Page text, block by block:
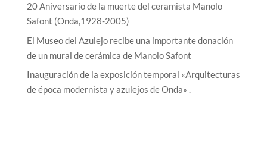
20 Aniversario de la muerte del ceramista Manolo
Safont (Onda,1928-2005)
El Museo del Azulejo recibe una importante donación
de un mural de cerámica de Manolo Safont
Inauguración de la exposición temporal «Arquitecturas
de época modernista y azulejos de Onda» .